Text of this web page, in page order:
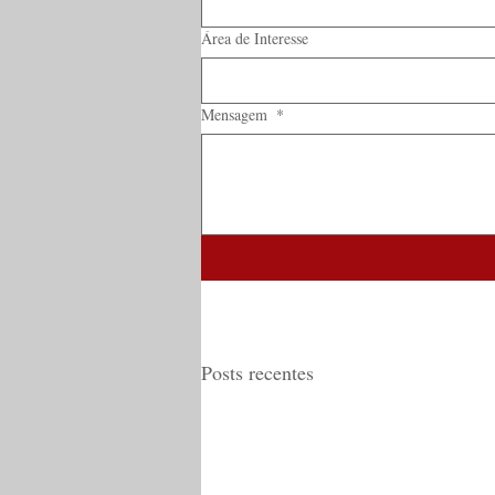
Área de Interesse
Mensagem *
Posts recentes